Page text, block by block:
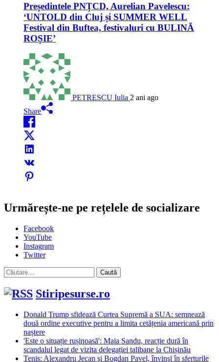
Președintele PNȚCD, Aurelian Pavelescu:
‘UNTOLD din Cluj și SUMMER WELL
Festival din Buftea, festivaluri cu BULINĂ
ROȘIE’
PETRESCU Iulia 2 ani ago
Share
Urmărește-ne pe rețelele de socializare
Facebook
YouTube
Instagram
Twitter
Caută
după:
Stiripesurse.ro
Donald Trump sfidează Curtea Supremă a SUA: semnează
două ordine executive pentru a limita cetățenia americană prin
naștere
'Este o situație rușinoasă': Maia Sandu, reacție dură în
scandalul legat de vizita delegației talibane la Chișinău
Tenis: Alexandru Jecan şi Bogdan Pavel, învinşi în sferturile